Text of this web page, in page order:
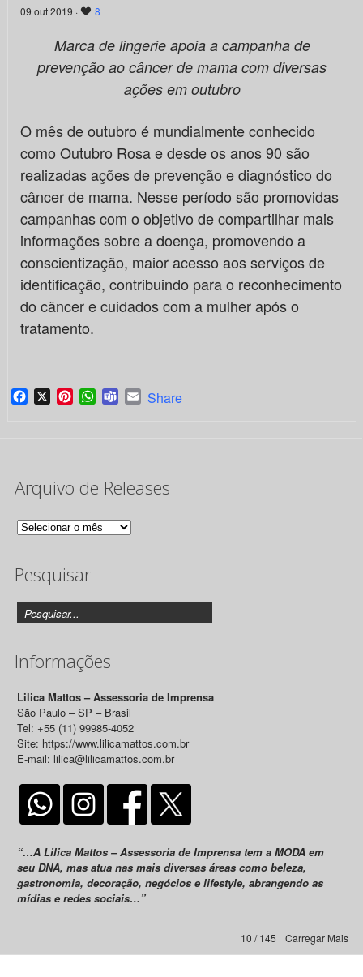
09 out 2019 · 8
Marca de lingerie apoia a campanha de
prevenção ao câncer de mama com diversas
ações em outubro
O mês de outubro é mundialmente conhecido
como Outubro Rosa e desde os anos 90 são
realizadas ações de prevenção e diagnóstico do
câncer de mama. Nesse período são promovidas
campanhas com o objetivo de compartilhar mais
informações sobre a doença, promovendo a
conscientização, maior acesso aos serviços de
identificação, contribuindo para o reconhecimento
do câncer e cuidados com a mulher após o
tratamento.
Facebook
X PinterestWhatsApp
TeamsEmail
Share
Arquivo de Releases
Arquivo
Releases
Pesquisar
Informações
Lilica Mattos – Assessoria de Imprensa
São Paulo – SP – Brasil
Tel: +55 (11) 99985-4052
Site: https://www.lilicamattos.com.br
E-mail: lilica@lilicamattos.com.br
“…A Lilica Mattos – Assessoria de Imprensa tem a MODA em
seu DNA, mas atua nas mais diversas áreas como beleza,
gastronomia, decoração, negócios e lifestyle, abrangendo as
mídias e redes sociais…”
Carregar Mais
10 / 145